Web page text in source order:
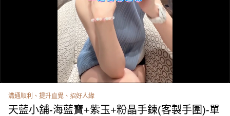
溝通順利、提升直覺、招好人緣
天藍小舖-海藍寶+紫玉+粉晶手鍊(客製手圍)-單